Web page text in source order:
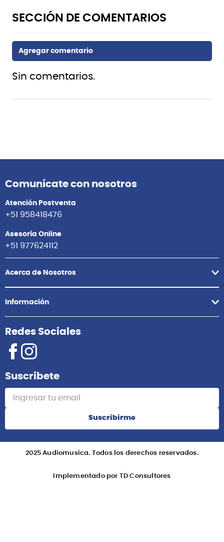
Sin comentarios.
Comunícate con nosotros
Atención Postventa
+51 958418476
Asesoría Online
+51 977624112
Acerca de Nosotros
Información
Redes Sociales
Suscribete
Suscribirme
2025 Audiomusica. Todos los derechos reservados.
Implementado por TD Consultores